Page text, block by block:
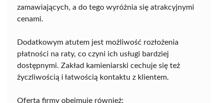
zamawiających, a do tego wyróżnia się atrakcyjnymi
cenami.
Dodatkowym atutem jest możliwość rozłożenia
płatności na raty, co czyni ich usługi bardziej
dostępnymi. Zakład kamieniarski cechuje się też
życzliwością i łatwością kontaktu z klientem.
Oferta firmy obejmuje również: